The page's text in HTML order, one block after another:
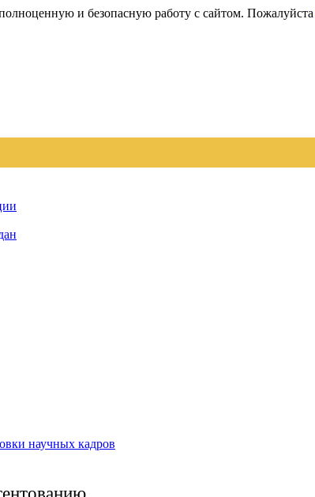
и безопасную работу с сайтом. Пожалуйста
научных кадров